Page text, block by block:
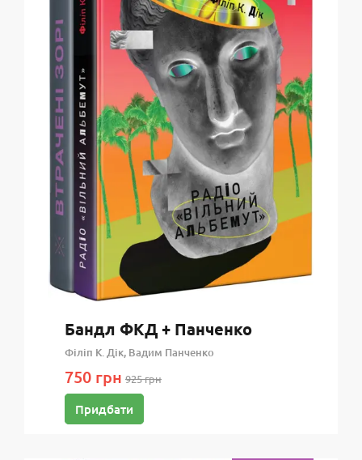
Бандл ФКД + Панченко
Філіп К. Дік, Вадим Панченко
750 грн 925 грн
Придбати